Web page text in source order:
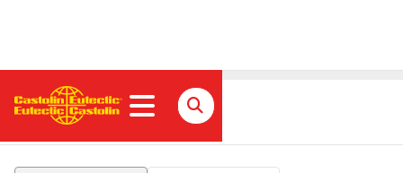
Soldaduras y fundentes